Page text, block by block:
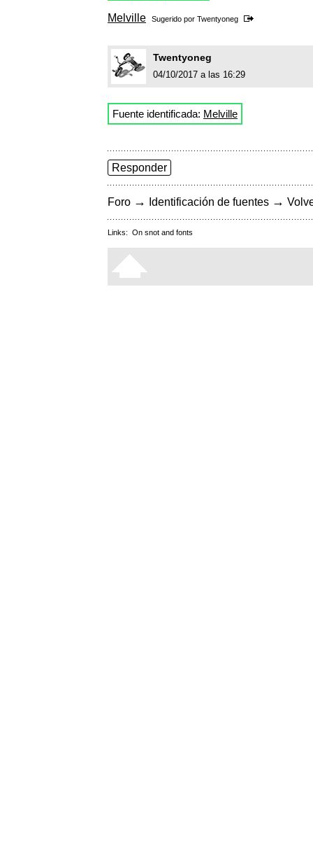
Melville Sugerido por Twentyoneg
Twentyoneg
04/10/2017 a las 16:29
Fuente identificada: Melville
Responder
Foro → Identificación de fuentes →
Links: On snot and fonts